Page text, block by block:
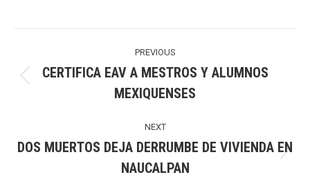
PREVIOUS
post:
CERTIFICA EAV A MESTROS Y ALUMNOS
MEXIQUENSES
NEXT
post:
DOS MUERTOS DEJA DERRUMBE DE VIVIENDA EN
NAUCALPAN